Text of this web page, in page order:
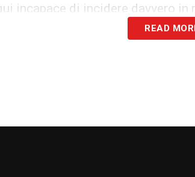
incapace di incidere davvero in
collezionato finora prestazioni
non si è concretizzata sia per
READ